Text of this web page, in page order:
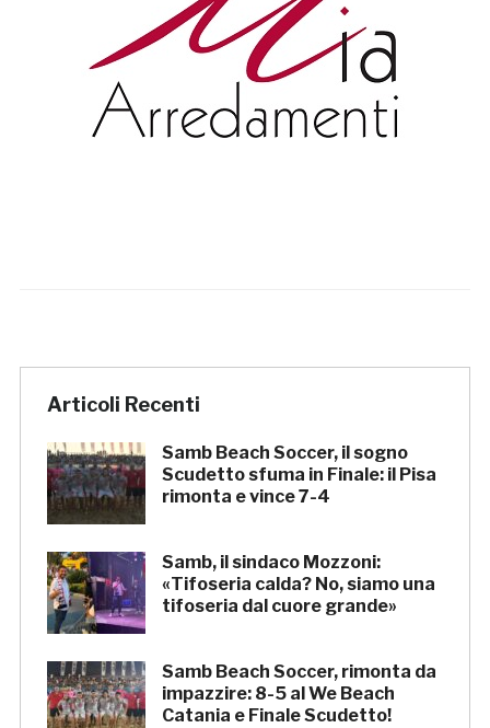
Articoli Recenti
Samb Beach Soccer, il sogno
Scudetto sfuma in Finale: il Pisa
rimonta e vince 7-4
Samb, il sindaco Mozzoni:
«Tifoseria calda? No, siamo una
tifoseria dal cuore grande»
Samb Beach Soccer, rimonta da
impazzire: 8-5 al We Beach
Catania e Finale Scudetto!